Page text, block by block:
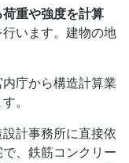
重や強度を計算
行います。建物の地
庁から構造計算業
。
計事務所に直接依
、鉄筋コンクリー